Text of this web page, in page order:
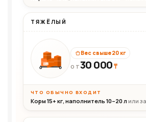
ТЯЖЁЛЫЙ
30+кг
Вес свыше 20 кг
ОТ30 000₸
ЧТО ОБЫЧНО ВХОДИТ
Корм 15+ кг, наполнитель 10–20 л или